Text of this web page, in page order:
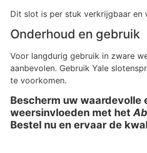
Dit slot is per stuk verkrijgbaar
Onderhoud en gebruik
Voor langdurig gebruik in zware
aanbevolen. Gebruik Yale
te voorkomen.
Bescherm uw
weersinvloeden met het
Bestel nu en ervaar de